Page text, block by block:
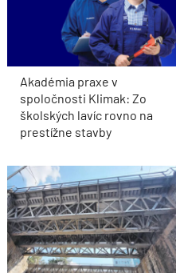
Akadémia praxe v
spoločnosti Klimak: Zo
školských lavíc rovno na
prestížne stavby